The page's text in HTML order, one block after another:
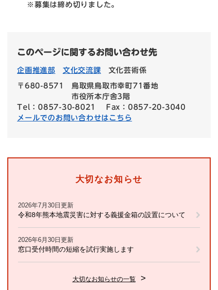
※募集は締め切りました。
このページに関するお問い合わせ先
企画推進部 文化交流課 文化芸術係
〒680-8571
鳥取県鳥取市幸町71番地
市役所本庁舎3階
Tel：0857-30-8021
Fax：0857-20-3040
メールでのお問い合わせはこちら
大切なお知らせ
2026年7月30日更新
令和8年熊本地震災害に対する義援金箱の設置について
2026年6月30日更新
窓口受付時間の短縮を試行実施します
大切なお知らせの一覧